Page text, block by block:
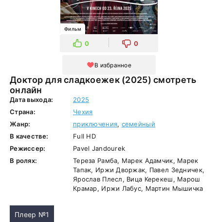
Доктор для сладкоежек (2025) смотреть
онлайн
Фильм
0 0
В избранное
Дата выхода:
2025
Страна:
Чехия
Жанр:
приключения, семейный
В качестве:
Full HD
Режиссер:
Pavel Jandourek
В ролях:
Тереза Рамба, Марек Адамчик, Марек
Тапак, Иржи Дворжак, Павел Зедничек,
Ярослав Плесл, Вица Керекеш, Марош
Крамар, Иржи Лабус, Мартин Мышичка
Плеер №1